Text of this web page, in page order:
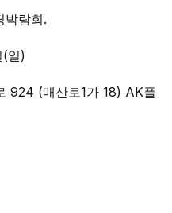
박람회.
일)
924 (매산로1가 18) AK플